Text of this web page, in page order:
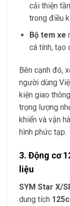
cải thiện
trong điều
Bộ tem xe
cá tính, tạo
Bên cạnh đó,
người dùng
kiện giao
trọng lượng
khiển và vận
hình phức tạp.
3. Động cơ
liệu
SYM Star X/
dung tích